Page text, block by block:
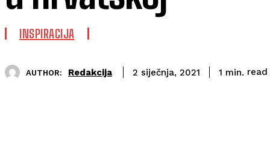
INSPIRACIJA
AUTHOR: Redakcija 2 siječnja, 2021 1 min. read